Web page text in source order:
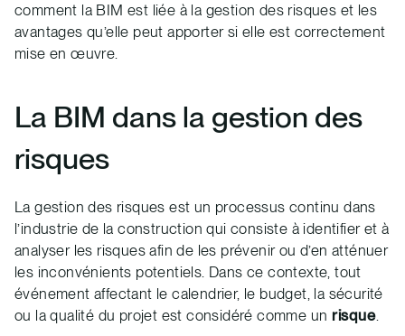
comment la BIM est liée à la gestion des risques et les
avantages qu’elle peut apporter si elle est correctement
mise en œuvre.
La BIM dans la gestion des
risques
La gestion des risques est un processus continu dans
l’industrie de la construction qui consiste à identifier et à
analyser les risques afin de les prévenir ou d’en atténuer
les inconvénients potentiels. Dans ce contexte, tout
événement affectant le calendrier, le budget, la sécurité
ou la qualité du projet est considéré comme un risque.